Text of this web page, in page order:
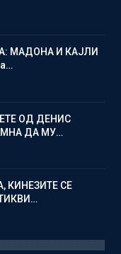
МАДОНА И КАЈЛИ
ОД ДЕНИС
ДА МУ…
КИНЕЗИТЕ СЕ